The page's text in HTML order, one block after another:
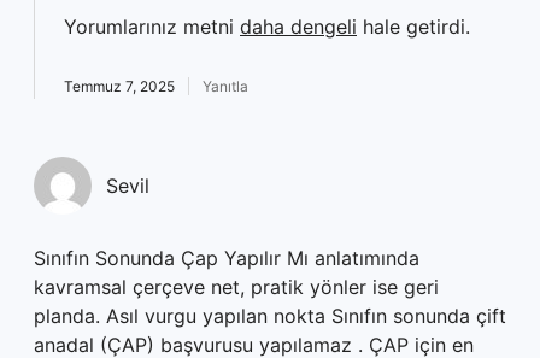
Yorumlarınız metni daha dengeli hale getirdi.
Temmuz 7, 2025 Yanıtla
Sevil
Sınıfın Sonunda Çap Yapılır Mı anlatımında
kavramsal çerçeve net, pratik yönler ise geri
planda. Asıl vurgu yapılan nokta Sınıfın sonunda çift
anadal (ÇAP) başvurusu yapılamaz . ÇAP için en